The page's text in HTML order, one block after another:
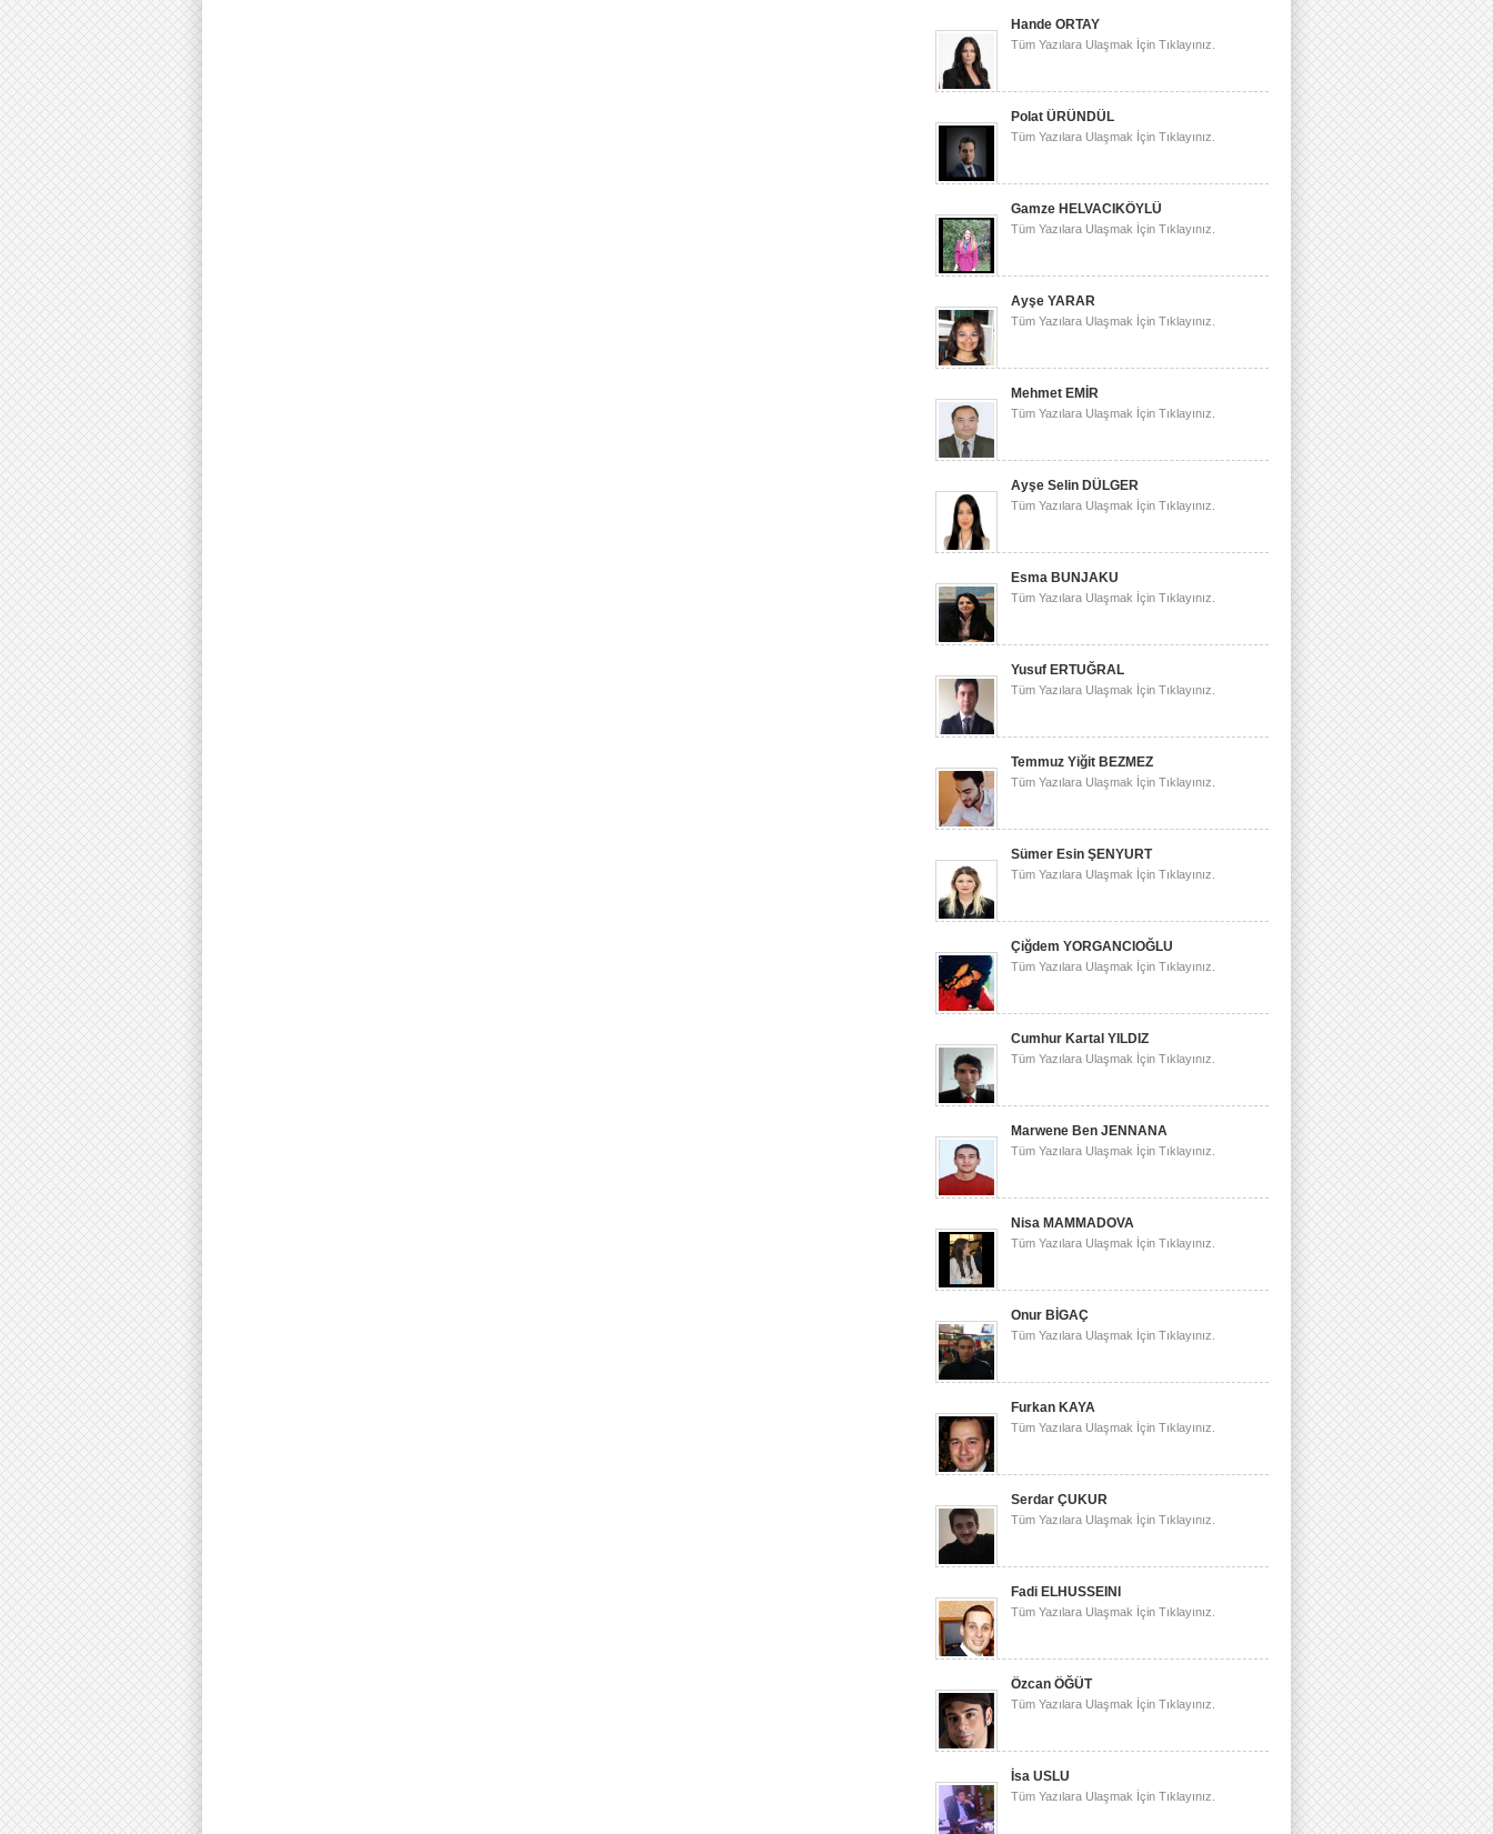
Hande ORTAY
Tüm Yazılara Ulaşmak İçin Tıklayınız.
Polat ÜRÜNDÜL
Tüm Yazılara Ulaşmak İçin Tıklayınız.
Gamze HELVACIKÖYLÜ
Tüm Yazılara Ulaşmak İçin Tıklayınız.
Ayşe YARAR
Tüm Yazılara Ulaşmak İçin Tıklayınız.
Mehmet EMİR
Tüm Yazılara Ulaşmak İçin Tıklayınız.
Ayşe Selin DÜLGER
Tüm Yazılara Ulaşmak İçin Tıklayınız.
Esma BUNJAKU
Tüm Yazılara Ulaşmak İçin Tıklayınız.
Yusuf ERTUĞRAL
Tüm Yazılara Ulaşmak İçin Tıklayınız.
Temmuz Yiğit BEZMEZ
Tüm Yazılara Ulaşmak İçin Tıklayınız.
Sümer Esin ŞENYURT
Tüm Yazılara Ulaşmak İçin Tıklayınız.
Çiğdem YORGANCIOĞLU
Tüm Yazılara Ulaşmak İçin Tıklayınız.
Cumhur Kartal YILDIZ
Tüm Yazılara Ulaşmak İçin Tıklayınız.
Marwene Ben JENNANA
Tüm Yazılara Ulaşmak İçin Tıklayınız.
Nisa MAMMADOVA
Tüm Yazılara Ulaşmak İçin Tıklayınız.
Onur BİGAÇ
Tüm Yazılara Ulaşmak İçin Tıklayınız.
Furkan KAYA
Tüm Yazılara Ulaşmak İçin Tıklayınız.
Serdar ÇUKUR
Tüm Yazılara Ulaşmak İçin Tıklayınız.
Fadi ELHUSSEINI
Tüm Yazılara Ulaşmak İçin Tıklayınız.
Özcan ÖĞÜT
Tüm Yazılara Ulaşmak İçin Tıklayınız.
İsa USLU
Tüm Yazılara Ulaşmak İçin Tıklayınız.